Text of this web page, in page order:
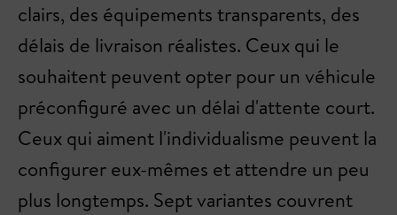
clairs, des équipements transparents, des
délais de livraison réalistes. Ceux qui le
souhaitent peuvent opter pour un véhicule
préconfiguré avec un délai d'attente court.
Ceux qui aiment l'individualisme peuvent la
configurer eux-mêmes et attendre un peu
plus longtemps. Sept variantes couvrent